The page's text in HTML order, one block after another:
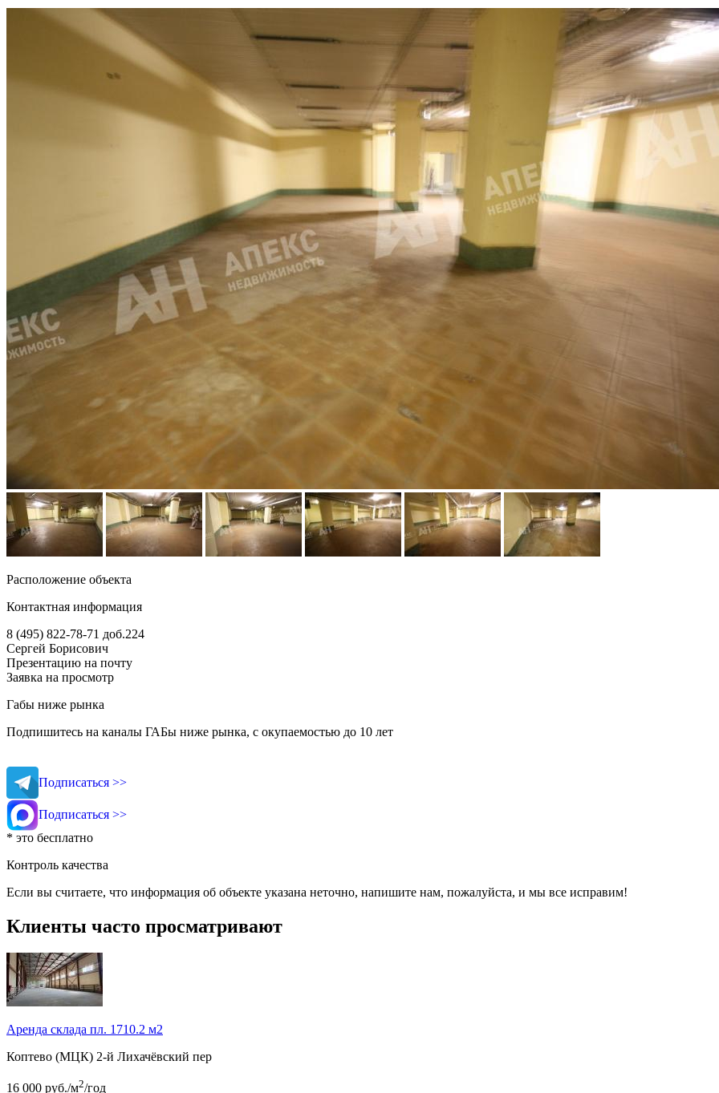
Расположение объекта
Контактная информация
8 (495) 822-78-71 доб.224
Сергей Борисович
Презентацию на почту
Заявка на просмотр
Габы ниже рынка
Подпишитесь на каналы ГАБы ниже рынка, с окупаемостью до 10 лет
Подписаться >>
Подписаться >>
* это бесплатно
Контроль качества
Если вы считаете, что информация об объекте указана неточно, напишите нам, пожалуйста, и мы все исправим!
Клиенты часто просматривают
Аренда склада пл. 1710.2 м2
Коптево (МЦК) 2-й Лихачёвский пер
16 000 руб./м2/год